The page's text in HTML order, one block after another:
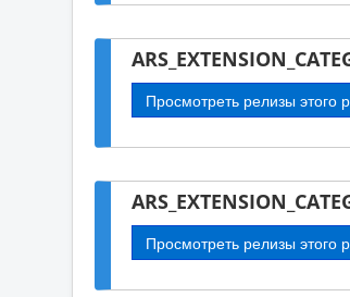
Просмотреть релизы этого
Просмотреть релизы этого